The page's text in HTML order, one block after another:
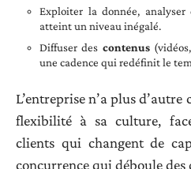
Exploiter la donnée,
atteint un niveau inégalé.
Diffuser des contenus
une cadence qui redéfinit le
L’entreprise n’a plus
flexibilité à sa culture,
clients qui changent de
concurrence qui déboule